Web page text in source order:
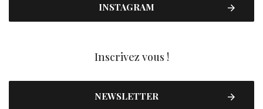
INSTAGRAM
Inscrivez vous !
NEWSLETTER